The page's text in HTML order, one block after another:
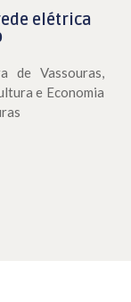
elétrica
de Vassouras,
e Economia